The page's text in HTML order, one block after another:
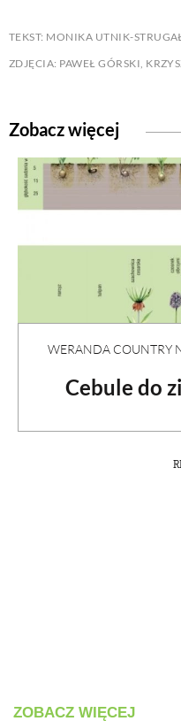
TEKST: MONIKA UTNIK-
ZDJĘCIA: PAWEŁ GÓRSKI,
Zobacz więcej
WERANDA COUNTRY
Cebule do